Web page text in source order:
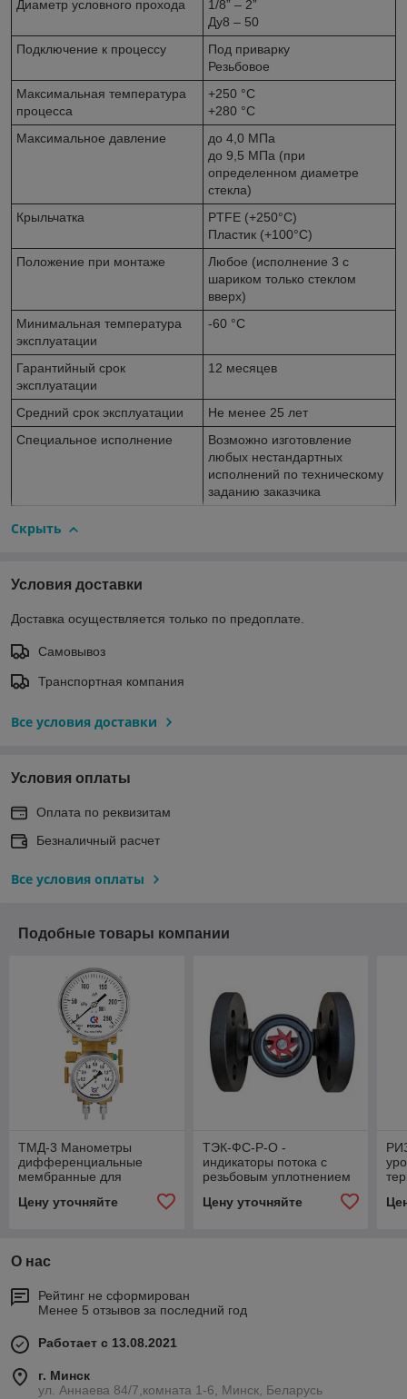
Диаметр условного прохода
1/8” – 2”
Ду8 – 50
Подключение к процессу
Под приварку
Резьбовое
Максимальная температура
процесса
+250 °С
+280 °С
Максимальное давление
до 4,0 МПа
до 9,5 МПа (при
определенном диаметре
стекла)
Крыльчатка
PTFE (+250°С)
Пластик (+100°С)
Положение при монтаже
Любое (исполнение 3 с
шариком только стеклом
вверх)
Минимальная температура
эксплуатации
-60 °С
Гарантийный срок
эксплуатации
12 месяцев
Средний срок эксплуатации
Не менее 25 лет
Специальное исполнение
Возможно изготовление
любых нестандартных
исполнений по техническому
заданию заказчика
Скрыть
Условия доставки
Доставка осуществляется только по предоплате.
Самовывоз
Транспортная компания
Все условия доставки
Условия оплаты
Оплата по реквизитам
Безналичный расчет
Все условия оплаты
Подобные товары компании
ТМД-3 Манометры
дифференциальные
мембранные для
криогенных применений,
с индикатором
Цену уточняйте
ТЭК-ФС-Р-О -
индикаторы потока с
резьбовым уплотнением
и осевым расположением
индикатора
Цену уточняйте
О нас
Рейтинг не сформирован
Менее 5 отзывов за последний год
Работает с 13.08.2021
г. Минск
ул. Аннаева 84/7,комната 1-6, Минск, Беларусь